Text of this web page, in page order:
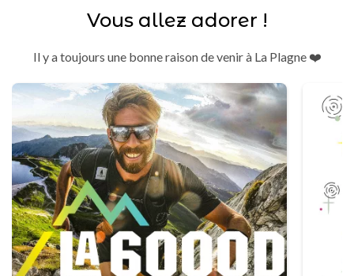
Vous allez adorer !
Il y a toujours une bonne raison de venir à La Plagne ❤️